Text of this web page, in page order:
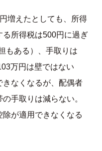
増えたとしても、所得
所得税は500円に過ぎ
もある）、手取りは
万円は壁ではない
きなくなるが、配偶者
手取りは減らない。
が適用できなくなる